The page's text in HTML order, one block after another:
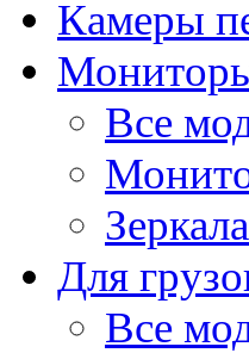
Камеры
Все
Для
Все